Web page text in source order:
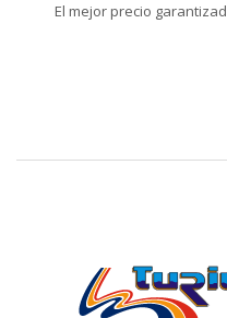
El mejor precio